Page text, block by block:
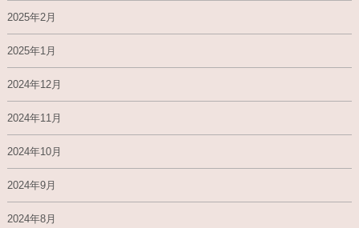
2025年2月
2025年1月
2024年12月
2024年11月
2024年10月
2024年9月
2024年8月